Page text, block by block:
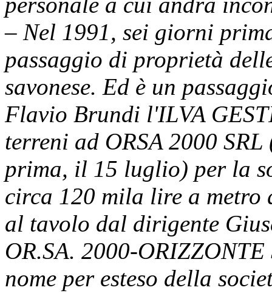
– Nel 1991, sei giorni
passaggio di proprietà
savonese. Ed è un
Flavio Brundi l'ILVA
terreni ad ORSA 2000
prima, il 15 luglio) per la
circa 120 mila lire a metro
al tavolo dal dirigente
OR.SA. 2000-
nome per esteso della